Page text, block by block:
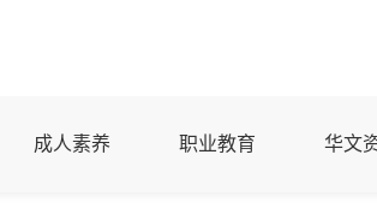
成人素养 职业教育 华文